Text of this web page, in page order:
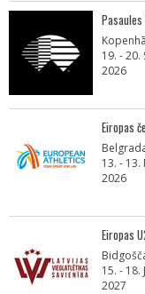
19. -
2026
Eiropas
13. -
2026
Eiropas
15. - 18.
2027